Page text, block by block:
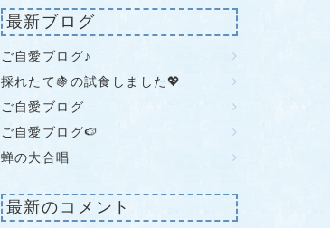
最新ブログ
ご自愛ブログ♪
採れたて🍇の試食しました💖
ご自愛ブログ
ご自愛ブログ🍉
蝉の大合唱
最新のコメント